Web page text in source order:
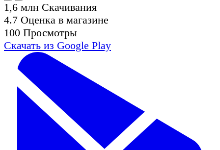
1,6 млн Скачивания
4.7 Оценка в магазине
100 Просмотры
Скачать из Google Play